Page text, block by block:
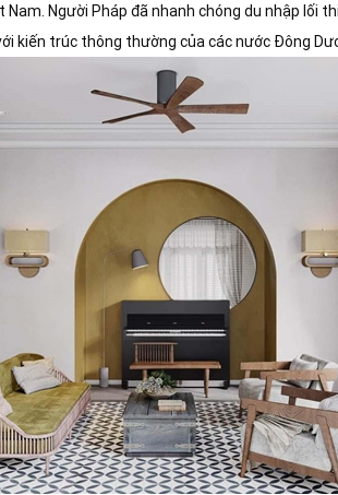
Người Pháp đã nhanh chóng du nhập lối
kiến trúc thông thường của các nước Đông